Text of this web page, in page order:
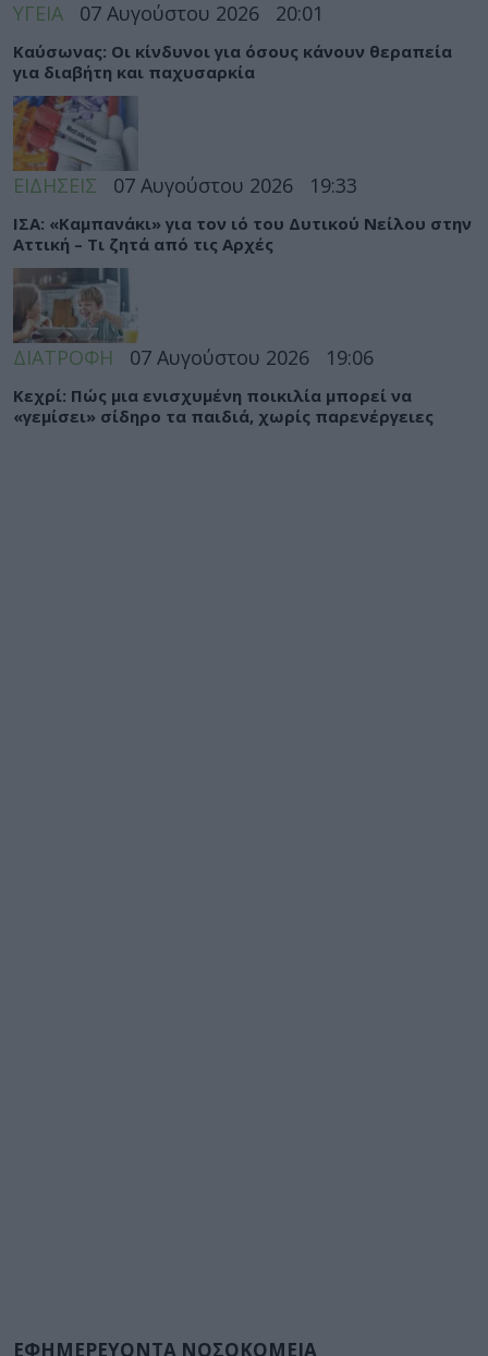
ΥΓΕΙΑ 07 Αυγούστου 2026 20:01
Καύσωνας: Οι κίνδυνοι για όσους κάνουν θεραπεία
για διαβήτη και παχυσαρκία
ΕΙΔΗΣΕΙΣ 07 Αυγούστου 2026 19:33
ΙΣΑ: «Καμπανάκι» για τον ιό του Δυτικού Νείλου στην
Αττική – Τι ζητά από τις Αρχές
ΔΙΑΤΡΟΦΗ 07 Αυγούστου 2026 19:06
Κεχρί: Πώς μια ενισχυμένη ποικιλία μπορεί να
«γεμίσει» σίδηρο τα παιδιά, χωρίς παρενέργειες
ΕΦΗΜΕΡΕΥΟΝΤΑ ΝΟΣΟΚΟΜΕΙΑ